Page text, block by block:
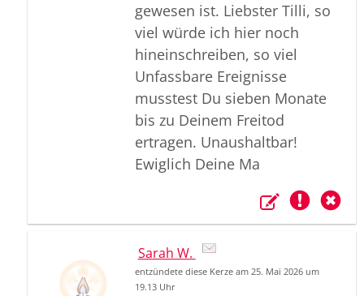
gewesen ist. Liebster Tilli, so
viel würde ich hier noch
hineinschreiben, so viel
Unfassbare Ereignisse
musstest Du sieben Monate
bis zu Deinem Freitod
ertragen. Unaushaltbar!
Ewiglich Deine Ma
Sarah W.
entzündete diese Kerze am 25. Mai 2026 um
19.13 Uhr